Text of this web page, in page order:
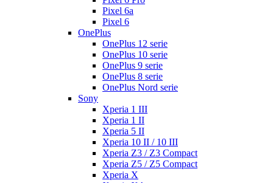
Pixel 6a
Pixel 6
OnePlus
OnePlus 12 serie
OnePlus 10 serie
OnePlus 9 serie
OnePlus 8 serie
OnePlus Nord serie
Sony
Xperia 1 III
Xperia 1 II
Xperia 5 II
Xperia 10 II / 10 III
Xperia Z3 / Z3 Compact
Xperia Z5 / Z5 Compact
Xperia X